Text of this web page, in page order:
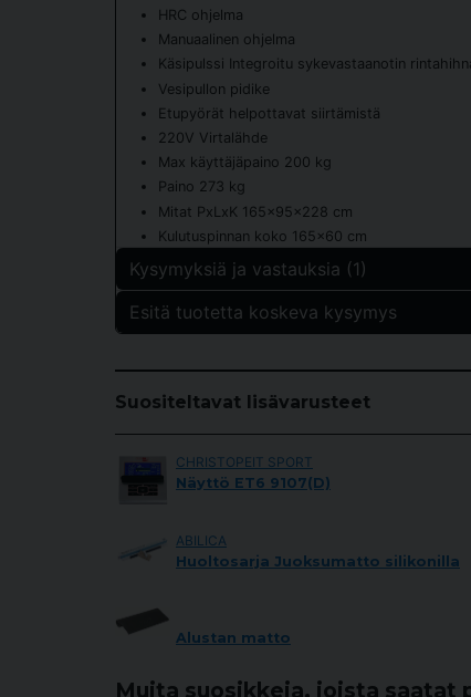
HRC ohjelma
Manuaalinen ohjelma
Käsipulssi Integroitu sykevastaanotin
Vesipullon pidike
Etupyörät helpottavat siirtämistä
220V Virtalähde
Max käyttäjäpaino 200 kg
Paino 273 kg
Mitat PxLxK 165x95x228 cm
Kulutuspinnan koko 165x60 cm
Kysymyksiä ja vastauksia (1)
ram är den metal !
Kauppa vastasi
Ja
Esitä tuotetta koskeva kysymys
Kysy meiltä jotain tästä tuotteesta...
nameNimi
Suositeltavat lisävarusteet
CHRISTOPEIT SPORT
Näyttö ET6 9107(D)
ABILICA
Huoltosarja Juoksumatto silikonilla
Alustan matto
Muita suosikkeja, joista saatat